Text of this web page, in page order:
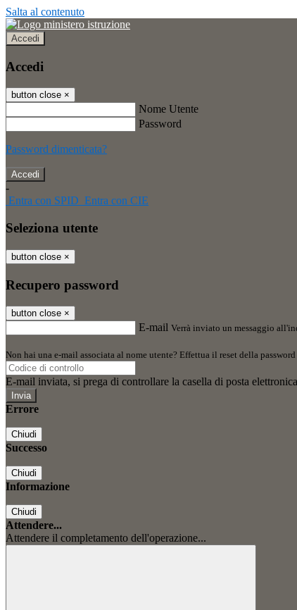
Salta al contenuto
Accedi
Accedi
button close ×
Nome Utente
Password
Password dimenticata?
-
Entra con SPID Entra con CIE
Seleziona utente
button close ×
Recupero password
button close ×
E-mail Verrà inviato un messaggio
Non hai una e-mail associata al nome utente? Effettua il reset della
E-mail inviata, si prega di controllare la casella di posta
Errore
Chiudi
Successo
Chiudi
Informazione
Chiudi
Attendere...
Attendere il completamento dell'operazione...